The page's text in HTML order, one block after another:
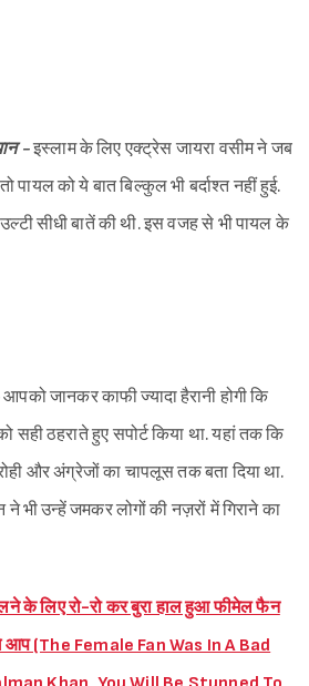
-इस्लाम के लिए एक्ट्रेस जायरा वसीम ने जब
पायल को ये बात बिल्कुल भी बर्दाश्त नहीं हुई.
सीधी बातें की थी. इस वजह से भी पायल के
आपको जानकर काफी ज्यादा हैरानी होगी कि
सही ठहराते हुए सपोर्ट किया था. यहां तक कि
और अंग्रेजों का चापलूस तक बता दिया था.
भी उन्हें जमकर लोगों की नज़रों में गिराने का
के लिए रो-रो कर बुरा हाल हुआ फीमेल फैन
आप (The Female Fan Was In A Bad